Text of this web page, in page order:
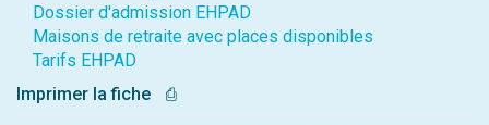
Dossier d'admission EHPAD
Maisons de retraite avec places disponibles
Tarifs EHPAD
Imprimer la fiche
⎙